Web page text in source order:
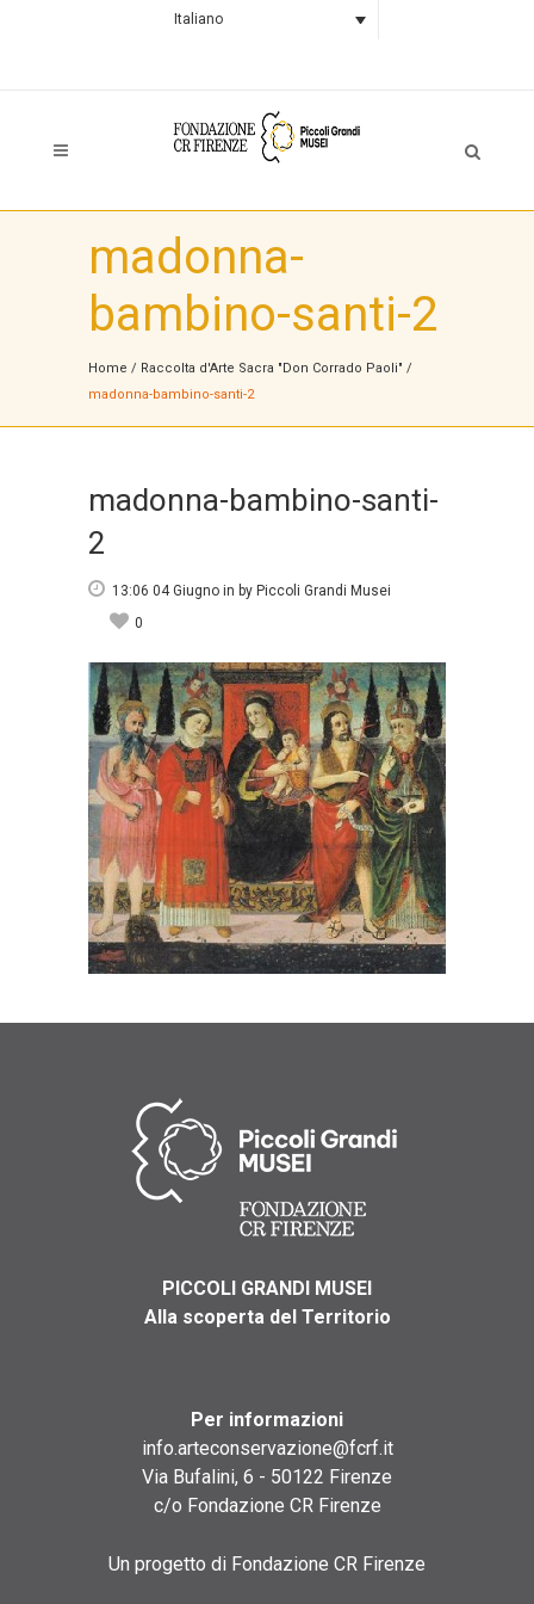
Italiano
madonna-
bambino-santi-2
Home / Raccolta d'Arte Sacra "Don Corrado Paoli" /
madonna-bambino-santi-2
madonna-bambino-santi-
2
13:06 04 Giugno in by Piccoli Grandi Musei
0
PICCOLI GRANDI MUSEI
Alla scoperta del Territorio
Per informazioni
info.arteconservazione@fcrf.it
Via Bufalini, 6 - 50122 Firenze
c/o Fondazione CR Firenze
Un progetto di Fondazione CR Firenze